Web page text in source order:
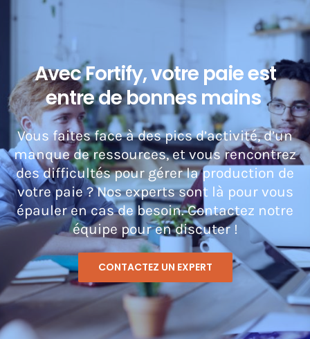
Avec Fortify, votre paie est
entre de bonnes mains
Vous faites face à des pics d’activité, d’un
manque de ressources, et vous rencontrez
des difficultés pour gérer la production de
votre paie ? Nos experts sont là pour vous
épauler en cas de besoin. Contactez notre
équipe pour en discuter !
CONTACTEZ UN EXPERT